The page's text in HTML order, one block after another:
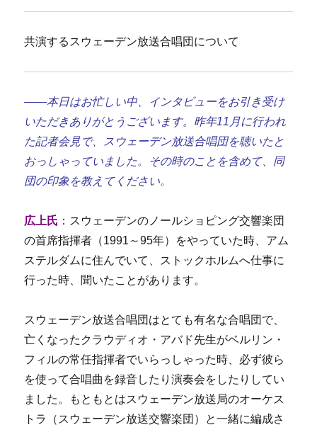
共演するスウェーデン放送合唱団について
――本日はお忙しい中、インタビューをお引き受け
いただきありがとうございます。昨年11月に行われ
た記者会見で、スウェーデン放送合唱団を聴いたと
おっしゃっていました。その時のことを含めて、同
団の印象を教えてください。
広上氏 ：スウェーデンのノールショピング交響楽団
の首席指揮者（1991～95年）をやっていた時、アム
ステルダムに住んでいて、ストックホルムへ仕事に
行った時、聞いたことがあります。
スウェーデン放送合唱団はとても有名な合唱団で、
亡くなったクラウディオ・アバド先生がベルリン・
フィルの常任指揮者でいらっしゃった時、必ず彼ら
を使って合唱曲を録音したり演奏会をしたりしてい
ました。もともとはスウェーデン放送局のオーケス
トラ（スウェーデン放送交響楽団）と一緒に編成さ